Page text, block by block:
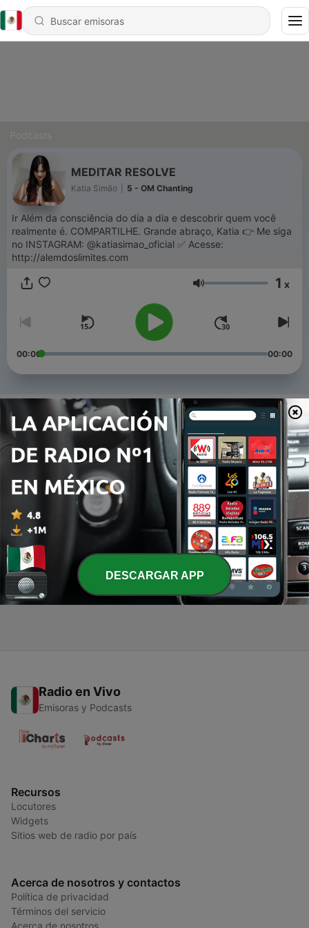
MEDITAR RESOLVE
Katia Simão 5 - OM Chanting
Ir Além da consciência do dia a dia e descobrir quem você
realmente é. COMPARTILHE. Grande abraço, Katia 👉 Me siga
no INSTAGRAM: @katiasimao_oficial ✅ Acesse:
http://alemdoslimites.com
Volumen 1 x
00:00 00:00
Episodios
5
06 feb. 2021
3 - 🍓O PODER DO SEU PRATO!
2 - 🛑PORQUE ENVELHECEMOS?
24 oct. 2019
1 - 🛑 COLÁGENO - LENHA VERDADEIRA PARA A SUA
FOGUEIRA
24 oct. 2019
Radio en Vivo
Emisoras y Podcasts
Recursos
Locutores
Widgets
Sitios web de radio por país
Acerca de nosotros y contactos
Política de privacidad
Términos del servicio
DESCARGAR APP